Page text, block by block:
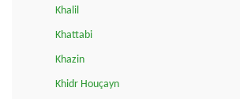
Khalil
Khattabi
Khazin
Khidr Houçayn